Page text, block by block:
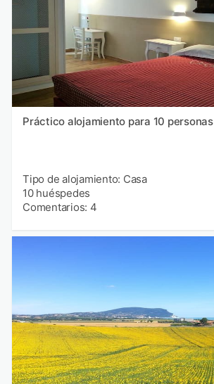
Práctico alojamiento para 10 personas
Tipo de alojamiento: Casa
10 huéspedes
Comentarios: 4